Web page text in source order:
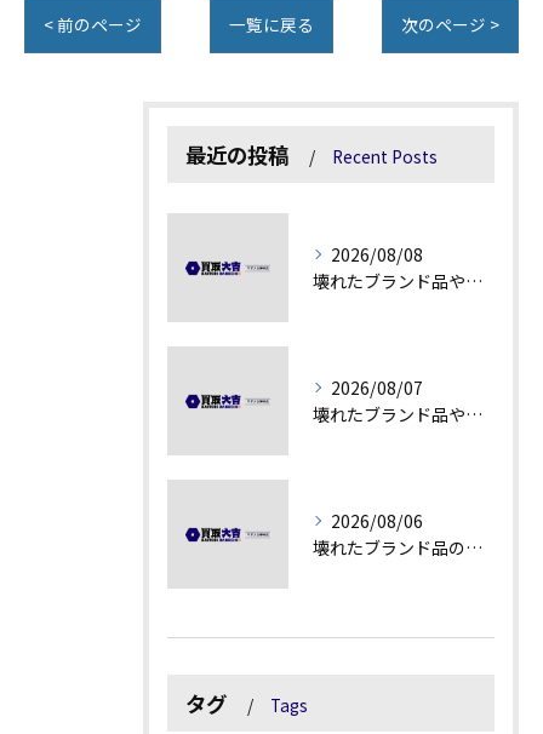
< 前のページ 一覧に戻る 次のページ >
最近の投稿 Recent Posts
2026/08/08
壊れたブランド品や汚れアクセサリーの買取価値解説
2026/08/07
壊れたブランド品や古物の価値を見極める秘訣
2026/08/06
壊れたブランド品の価値を見極める技術とは
タグ Tags